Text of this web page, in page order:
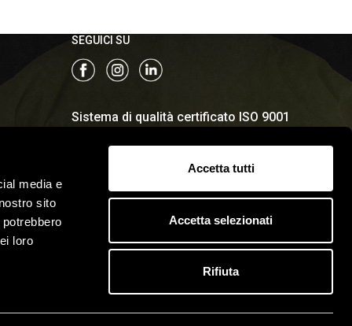
media e
sito
loro
Accetta tutti
Accetta selezionati
Rifiuta
SEGUICI SU
Sistema di qualità certificato ISO 9001
© 2022 Antifortunistica Zangani SRL
Capitale sociale: €200.000,00 I.V. / REA 237770